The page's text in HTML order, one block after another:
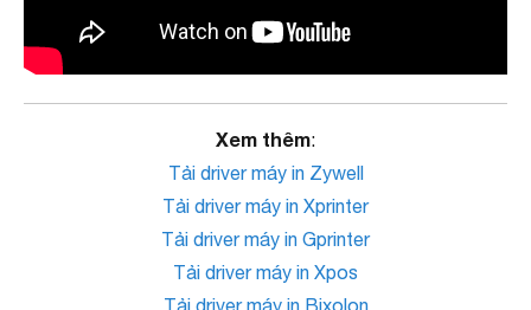
Xem thêm:
Tải driver máy in Zywell
Tải driver máy in Xprinter
Tải driver máy in Gprinter
Tải driver máy in Xpos
Tải driver máy in Bixolon